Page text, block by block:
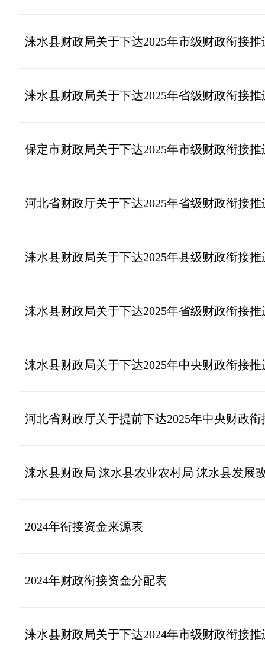
涞水县财政局关于下达2025年市级财政衔接
涞水县财政局关于下达2025年省级财政衔接
保定市财政局关于下达2025年市级财政衔接
河北省财政厅关于下达2025年省级财政衔接
涞水县财政局关于下达2025年县级财政衔接
涞水县财政局关于下达2025年省级财政衔接
涞水县财政局关于下达2025年中央财政衔接
河北省财政厅关于提前下达2025年中央财政
涞水县财政局 涞水县农业农村局 涞水县发展改革和科
2024年衔接资金来源表
2024年财政衔接资金分配表
涞水县财政局关于下达2024年市级财政衔接